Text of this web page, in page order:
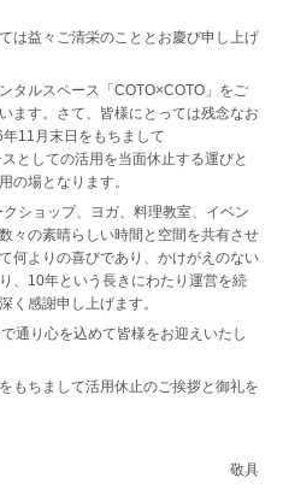
益々ご清栄のこととお慶び申し上げ
タルスペース「 COTO×COTO 」をご
ます。さて、皆様にとっては残念なお
年11 月末日をもちまして
としての活用を当面休止する運びと
の場となります。
ショップ、ヨガ、料理教室、イベン
々の素晴らしい時間と空間を共有させ
何よりの喜びであり、かけがえのない
、 10年という長きにわたり運営を続
く感謝申し上げます。
通り心を込めて皆様をお迎えいたし
もちまして活用休止のご挨拶と御礼を
敬具